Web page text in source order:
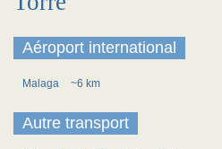
Aéroport international
Malaga ~6 km
Autre transport